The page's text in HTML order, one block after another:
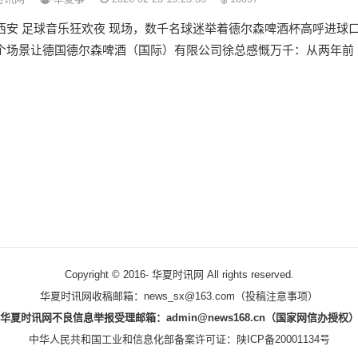
安 足球音乐狂欢夜 现场，数千名球迷举着德尔森啤酒杯高呼进球
场景让德国德尔森啤酒（国际）有限公司徐总感慨万千：从两年前
Copyright © 2016-华夏时讯网 All rights reserved.
华夏时讯网收稿邮箱：news_sx@163.com（投稿注意事项）
华夏时讯网不良信息举报受理邮箱：admin@news168.cn（国家网信办授权）
中华人民共和国工业和信息化部备案许可证： 陕ICP备20001134号